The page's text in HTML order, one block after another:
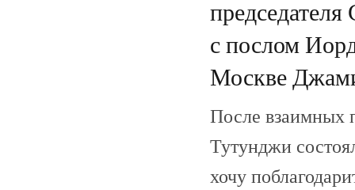
с послом
Москве
После взаимных
Тутунджи
хочу